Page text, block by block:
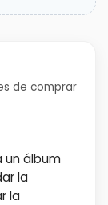
de comprar
un álbum
la
la